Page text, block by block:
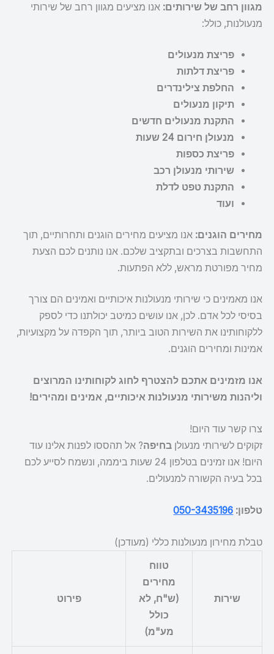
מגוון רחב של שירותים: אנו מציעים מגוון רחב של שירותי
מנעולנות, כולל:
פריצת מנעולים
פריצת דלתות
החלפת צילינדרים
תיקון מנעולים
התקנת מנעולים חדשים
מנעולן חירום 24 שעות
פריצת כספות
שירותי מנעולן רכב
התקנת טפט לדלת
ועוד
מחירים הוגנים: אנו מציעים מחירים הוגנים ותחרותיים, תוך
התחשבות בצרכים ובתקציב שלכם. אנו נותנים לכם הצעת
מחיר מפורטת מראש, ללא הפתעות.
אנו מאמינים כי שירותי מנעולנות איכותיים ואמינים הם צורך
בסיסי לכל אדם. לכן, אנו עושים כמיטב יכולתנו כדי לספק
ללקוחותינו את השירות הטוב ביותר, תוך הקפדה על מקצועיות,
אמינות ומחירים הוגנים.
אנו מזמינים אתכם להצטרף לחוג לקוחותינו המרוצים
וליהנות משירותי מנעולנות איכותיים, אמינים ומהירים!
צרו קשר עוד היום!
זקוקים לשירותי מנעולן בחיפה? אל תהססו לפנות אלינו עוד
היום! אנו זמינים בטלפון 24 שעות ביממה, ונשמח לסייע לכם
בכל בעיה הקשורה למנעולים.
טלפון: 050-3435196
טבלת מחירון מנעולנות כללי (מעודכן)
שירות
טווח
מחירים
(ש"ח, לא
כולל
מע"מ)
פירוט